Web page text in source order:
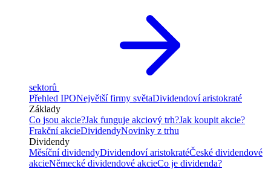
sektorů
Přehled IPONejvětší firmy světaDividendoví aristokraté
Základy
Co jsou akcie?Jak funguje akciový trh?Jak koupit akcie?
Frakční akcieDividendyNovinky z trhu
Dividendy
Měsíční dividendyDividendoví aristokratéČeské dividendové
akcieNěmecké dividendové akcieCo je dividenda?